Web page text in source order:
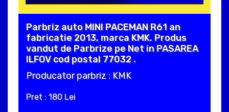
Parbriz auto MINI PACEMAN R61 an
fabricatie 2013, marca KMK. Produs
vandut de Parbrize pe Net in PASAREA
ILFOV cod postal 77032 .
Producator parbriz : KMK
Pret : 180 Lei